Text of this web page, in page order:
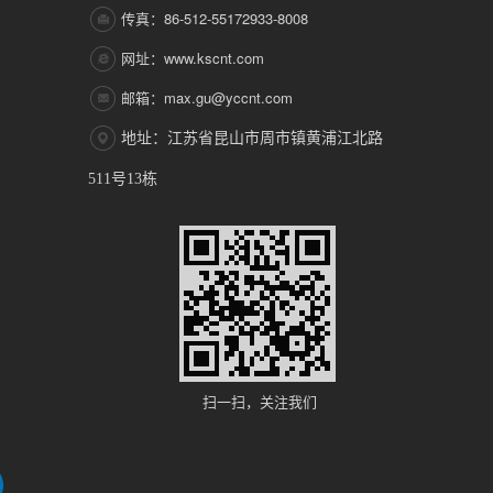
传真：86-512-55172933-8008
网址：www.kscnt.com
邮箱：max.gu@yccnt.com
地址：江苏省昆山市周市镇黄浦江北路
511号13栋
扫一扫，关注我们